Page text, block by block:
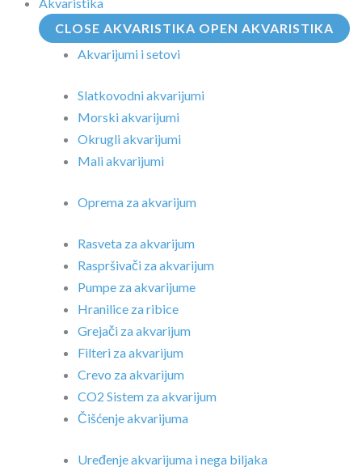
CLOSE AKVARISTIKA OPEN AKVARISTIKA
Akvarijumi i setovi
Slatkovodni akvarijumi
Morski akvarijumi
Okrugli akvarijumi
Mali akvarijumi
Oprema za akvarijum
Rasveta za akvarijum
Raspršivači za akvarijum
Pumpe za akvarijume
Hranilice za ribice
Grejači za akvarijum
Filteri za akvarijum
Crevo za akvarijum
CO2 Sistem za akvarijum
Čišćenje akvarijuma
Uređenje akvarijuma i nega biljaka